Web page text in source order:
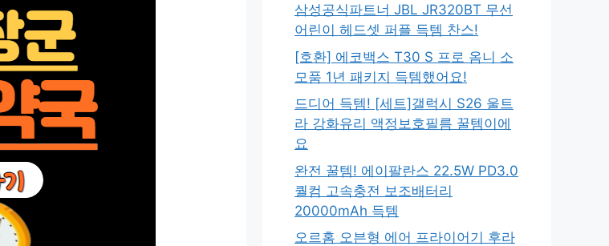
삼성공식파트너 JBL JR320BT 무선
어린이 헤드셋 퍼플 득템 찬스!
[호환] 에코백스 T30 S 프로 옴니 소
모품 1년 패키지 득템했어요!
드디어 득템! [세트]갤럭시 S26 울트
라 강화유리 액정보호필름 꿀템이에
요
완전 꿀템! 에이팔란스 22.5W PD3.0
퀄컴 고속충전 보조배터리
20000mAh 득템
오르홈 오븐형 에어 프라이어기 후라